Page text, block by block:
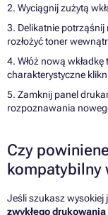
2. Wyciągnij zużytą
3. Delikatnie
rozłożyć toner
4. Włóż nową
charakterystyczne
5. Zamknij panel
rozpoznawania
Czy
kompatybilny
Jeśli szukasz wysokiej
zwykłego